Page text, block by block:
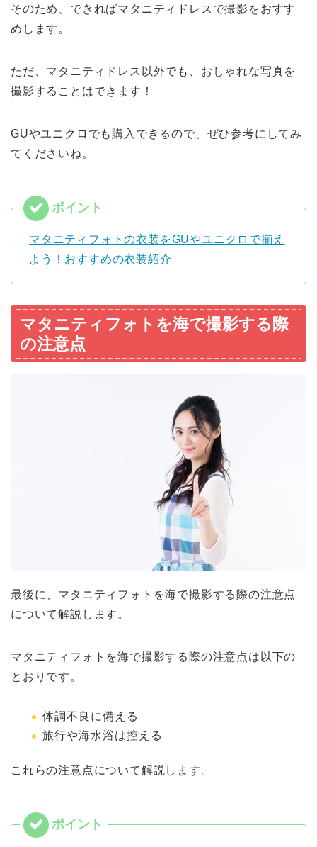
そのため、できればマタニティドレスで撮影をおすす
めします。
ただ、マタニティドレス以外でも、おしゃれな写真を
撮影することはできます！
GUやユニクロでも購入できるので、ぜひ参考にしてみ
てくださいね。
マタニティフォトの衣装をGUやユニクロで揃え
よう！おすすめの衣装紹介
マタニティフォトを海で撮影する際
の注意点
最後に、マタニティフォトを海で撮影する際の注意点
について解説します。
マタニティフォトを海で撮影する際の注意点は以下の
とおりです。
体調不良に備える
旅行や海水浴は控える
これらの注意点について解説します。